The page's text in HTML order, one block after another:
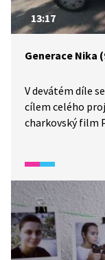
13:17
Generace Nika
V devátém díle
cílem celého
charkovský film
dopadla první
shromáždění v
dostávají do
pračky. Ve filmu
a převedeny do
přesahem.